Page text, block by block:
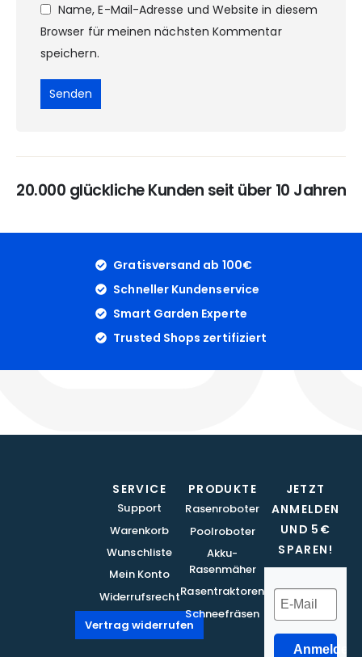
Name, E-Mail-Adresse und Website in diesem
Browser für meinen nächsten Kommentar
speichern.
20.000 glückliche Kunden seit über 10 Jahren
Gratisversand ab 100€
Schneller Kundenservice
Smart Garden Experte
Trusted Shops zertifiziert
JETZT
ANMELDEN
UND 5€
SPAREN!
Anmelden
SERVICE
Support
Warenkorb
Wunschliste
Mein Konto
Widerrufsrecht
Vertrag widerrufen
PRODUKTE
Rasenroboter
Poolroboter
Akku-
Rasenmäher
Rasentraktoren
Schneefräsen